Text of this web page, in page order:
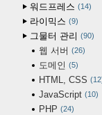
워드프레스 14
라이믹스 9
그물터 관리 90
웹 서버 26
도메인 5
HTML, CSS 12
JavaScript 10
PHP 24